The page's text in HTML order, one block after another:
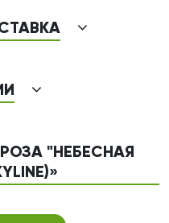
"НЕБЕСНАЯ